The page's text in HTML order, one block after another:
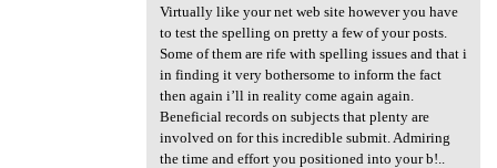
Virtually like your net web site however you have
to test the spelling on pretty a few of your posts.
Some of them are rife with spelling issues and that i
in finding it very bothersome to inform the fact
then again i’ll in reality come again again.
Beneficial records on subjects that plenty are
involved on for this incredible submit. Admiring
the time and effort you positioned into your b!..